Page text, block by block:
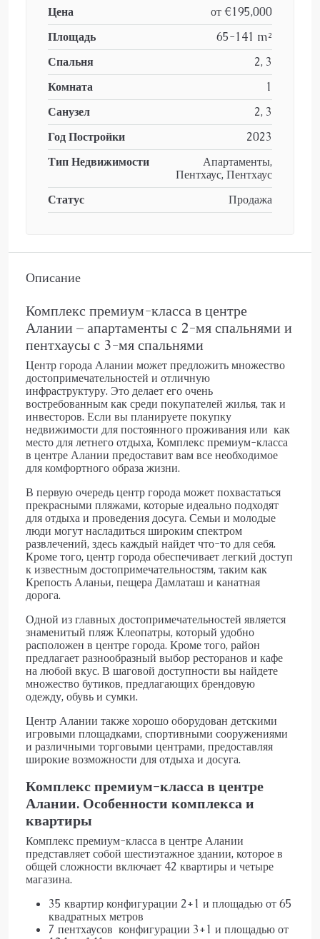
Цена
от€195,000
Площадь
65-141 m²
Спальня
2, 3
Комната
1
Санузел
2, 3
Год Постройки
2023
Тип Недвижимости
Апартаменты,
Пентхаус, Пентхаус
Статус
Продажа
Описание
Комплекс премиум-класса в центре
Алании – апартаменты с 2-мя спальнями и
пентхаусы с 3-мя спальнями
Центр города Алании может предложить множество
достопримечательностей и отличную
инфраструктуру. Это делает его очень
востребованным как среди покупателей жилья, так и
инвесторов. Если вы планируете покупку
недвижимости для постоянного проживания или как
место для летнего отдыха, Комплекс премиум-класса
в центре Алании предоставит вам все необходимое
для комфортного образа жизни.
В первую очередь центр города может похвастаться
прекрасными пляжами, которые идеально подходят
для отдыха и проведения досуга. Семьи и молодые
люди могут насладиться широким спектром
развлечений, здесь каждый найдет что-то для себя.
Кроме того, центр города обеспечивает легкий доступ
к известным достопримечательностям, таким как
Крепость Аланьи, пещера Дамлаташ и канатная
дорога.
Одной из главных достопримечательностей является
знаменитый пляж Клеопатры, который удобно
расположен в центре города. Кроме того, район
предлагает разнообразный выбор ресторанов и кафе
на любой вкус. В шаговой доступности вы найдете
множество бутиков, предлагающих брендовую
одежду, обувь и сумки.
Центр Алании также хорошо оборудован детскими
игровыми площадками, спортивными сооружениями
и различными торговыми центрами, предоставляя
широкие возможности для отдыха и досуга.
Комплекс премиум-класса в центре
Алании. Особенности комплекса и
квартиры
Комплекс премиум-класса в центре Алании
представляет собой шестиэтажное здании, которое в
общей сложности включает 42 квартиры и четыре
магазина.
35 квартир конфигурации 2+1 и площадью от 65
квадратных метров
7 пентхаусов конфигурации 3+1 и площадью от